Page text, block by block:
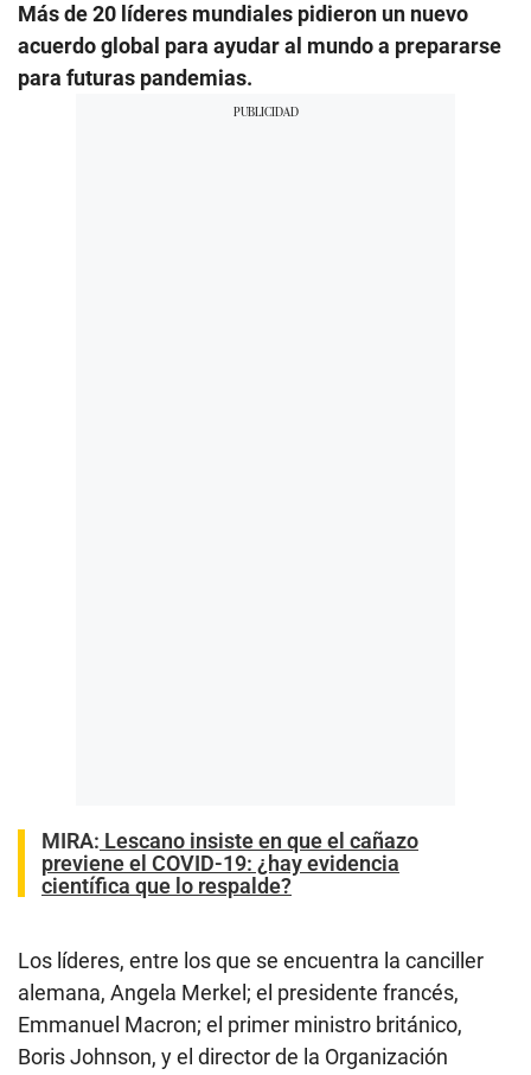
Más de 20 líderes mundiales pidieron un nuevo
acuerdo global para ayudar al mundo a prepararse
para futuras pandemias.
MIRA: Lescano insiste en que el cañazo
previene el COVID-19: ¿hay evidencia
científica que lo respalde?
Los líderes, entre los que se encuentra la canciller
alemana, Angela Merkel; el presidente francés,
Emmanuel Macron; el primer ministro británico,
Boris Johnson, y el director de la Organización